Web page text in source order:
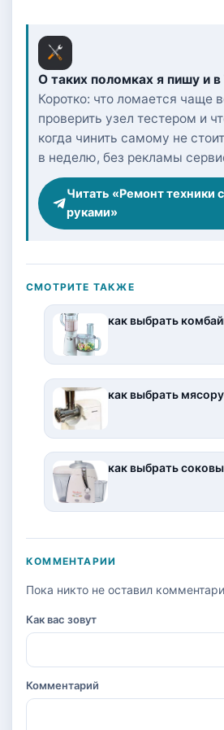
О таких поломках я пишу и в
Коротко: что ломается чаще
проверить узел тестером и
когда чинить самому не
в неделю, без рекламы
Читать «Ремонт техники
руками»
СМОТРИТЕ ТАКЖЕ
как выбрать
как выбрать
как выбрать
КОММЕНТАРИИ
Пока никто не оставил
Как вас зовут
Комментарий